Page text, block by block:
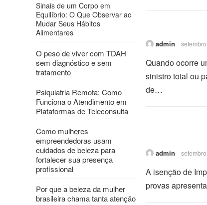
admin
Quando ocorre
sinistro total ou
de…
admin
A isenção de
provas
Sinais de um Corpo em
Equilíbrio: O Que Observar ao
Mudar Seus Hábitos
Alimentares
O peso de viver com TDAH
sem diagnóstico e sem
tratamento
Psiquiatria Remota: Como
Funciona o Atendimento em
Plataformas de Teleconsulta
Como mulheres
empreendedoras usam
cuidados de beleza para
fortalecer sua presença
profissional
Por que a beleza da mulher
brasileira chama tanta atenção